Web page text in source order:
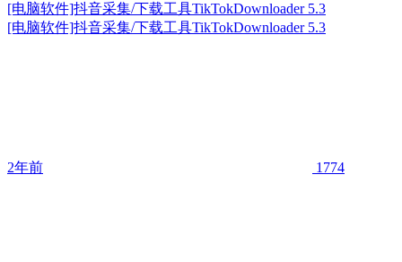
[电脑软件]抖音采集/下载工具TikTokDownloader 5.3
[电脑软件]抖音采集/下载工具TikTokDownloader 5.3
2年前 1774